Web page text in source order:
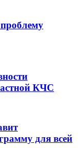
КЧС
для всей